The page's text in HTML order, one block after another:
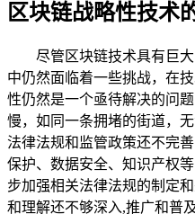
区块链战略性技术
尽管区块链技术具有巨
中仍然面临着一些挑战，在
性仍然是一个亟待解决的问
慢，如同一条拥堵的街道，
法律法规和监管政策还不完
保护、数据安全、知识产权
步加强相关法律法规的制定
和理解还不够深入,推广和普